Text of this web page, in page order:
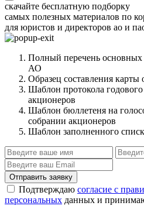
скачайте бесплатную подборку
самых полезных материалов по
для юристов и директоров ао и
Полный перечень основных
АО
Образец составления карты
Шаблон протокола
акционеров
Шаблон бюллетеня на
собрании акционеров
Шаблон заполненного
Отправить заявку
Подтверждаю согласие с
персональных данных и